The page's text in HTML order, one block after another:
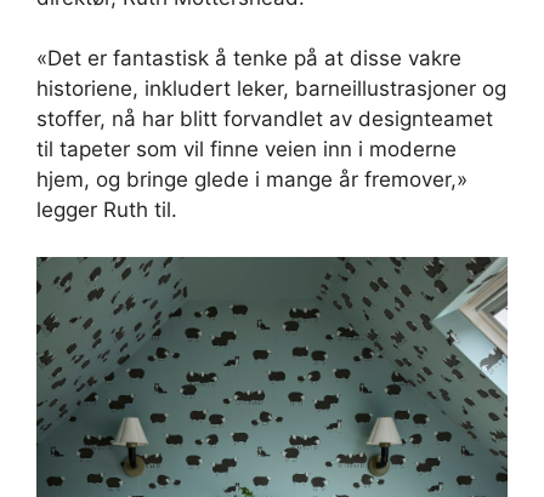
«Det er fantastisk å tenke på at disse vakre
historiene, inkludert leker, barneillustrasjoner og
stoffer, nå har blitt forvandlet av designteamet
til tapeter som vil finne veien inn i moderne
hjem, og bringe glede i mange år fremover,»
legger Ruth til.